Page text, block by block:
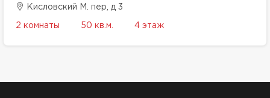
Кисловский М. пер, д 3
2 комнаты 50 кв.м. 4 этаж